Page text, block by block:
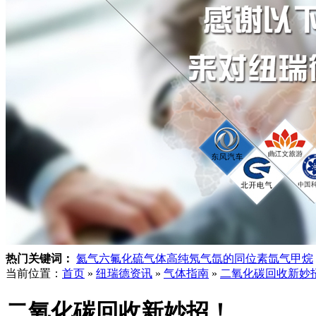
热门关键词： 氦气六氟化硫气体高纯氖气氙的同位素氙气甲烷
当前位置： 首页 » 纽瑞德资讯 » 气体指南 » 二氧化碳回收新妙